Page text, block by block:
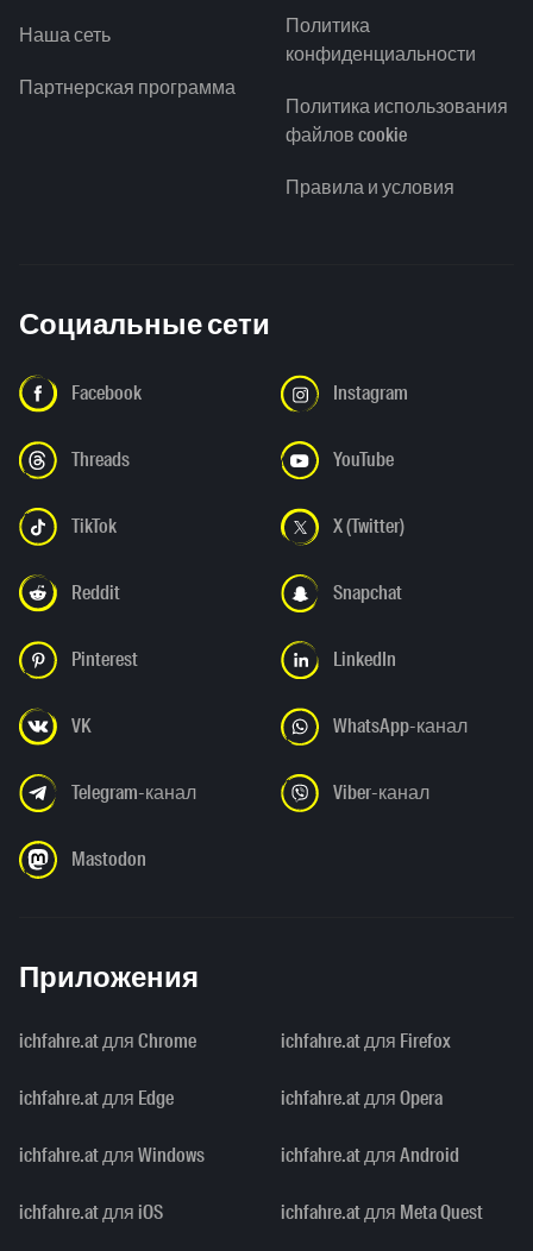
Наша сеть
Партнерская программа
Политика
конфиденциальности
Политика использования
файлов cookie
Правила и условия
Социальные сети
Facebook Instagram
Threads YouTube
TikTok X (Twitter)
Reddit Snapchat
Pinterest LinkedIn
VK WhatsApp-канал
Telegram-канал Viber-канал
Mastodon
Приложения
ichfahre.at для Chrome ichfahre.at для Firefox
ichfahre.at для Edge ichfahre.at для Opera
ichfahre.at для Windows ichfahre.at для Android
ichfahre.at для iOS ichfahre.at для Meta Quest